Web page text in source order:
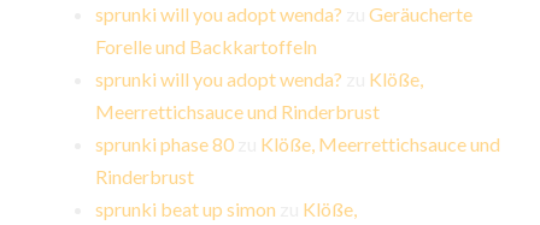
sprunki will you adopt wenda? zuGeräucherte
Forelle und Backkartoffeln
sprunki will you adopt wenda?
Klöße,
Meerrettichsauce und Rinderbrust
sprunki phase 80
Klöße, Meerrettichsauce und
Rinderbrust
sprunki beat up simon
Klöße,